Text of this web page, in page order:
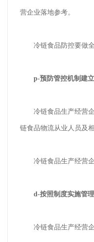
营企业落地参考。
冷链食品防控要做全
p-预防管控机制建立
冷链食品生产经营企
链食品物流从业人员及
冷链食品生产经营企
d-按照制度实施管理
冷链食品生产经营企